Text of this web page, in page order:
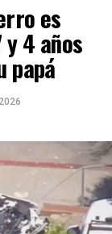
es
4 años
papá